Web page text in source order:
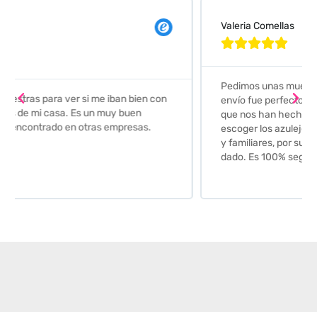
Pedimos unas muestras de azulejos para el baño. El
envío fue perfecto pero lo mejor ha sido el seguimiento
que nos han hecho. Nos guiaron y aconsejaron para
escoger los azulejos. Lo aconsejo a todos mis amigos
y familiares, por su calidad y la confianza que nos han